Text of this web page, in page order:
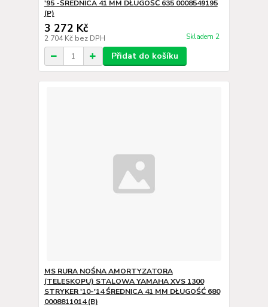
'95 -ŚREDNICA 41 MM DŁUGOŚĆ 635 0008549195
(P)
3 272 Kč
2 704 Kč bez DPH Skladem 2
Přidat do košíku
MS RURA NOŚNA AMORTYZATORA
(TELESKOPU) STALOWA YAMAHA XVS 1300
STRYKER '10-'14 ŚREDNICA 41 MM DŁUGOŚĆ 680
0008811014 (B)